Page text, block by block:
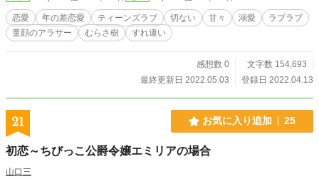
下さい」 その年の差 9歳 ─Ｗ 年の差 恋愛─ 私も真剣に考えな
きゃならない 結婚 だけど…っ 「俺、ひなとずっと一緒にい
たい」 ダメ ダメなの 私はキミとはつり合わない 見た目はキ
よ、ひな。 俺やっぱ、ひながいい」 好きになっちゃ、ダメ
恋愛 年の差恋愛 ティーンズラブ 切ない 甘々 溺愛
ラブラブ
童顔のアラサー
むらさ樹 すれ違い
感想数 0
文字数 154,693
最終更新日 2022.05.03
登録日 2022.04.13
21 お気に入り追加 25
初恋～ちびっこ公爵令嬢エミリアの場合
山口三